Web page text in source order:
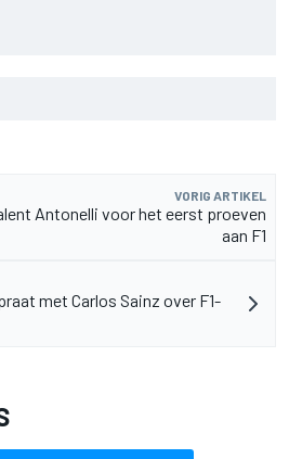
VORIG ARTIKEL
Antonelli voor het eerst proeven
aan F1
met Carlos Sainz over F1-